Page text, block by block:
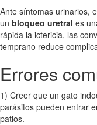
Ante síntomas urinarios,
un bloqueo uretral es
rápida la ictericia, las
temprano reduce
Errores
1) Creer que un gato
parásitos pueden entrar
patios.